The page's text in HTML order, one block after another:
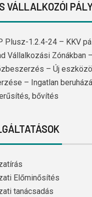
VÁLLALKOZÓI
Plusz-1.2.4-24 – KKV
Vállalkozási Zónákban –
– Új
– Ingatlan
bővítés
Előminősítés
tanácsadás